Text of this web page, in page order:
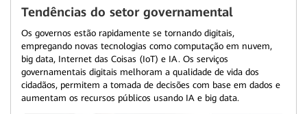
Tendências do setor governamental
Os governos estão rapidamente se tornando digitais,
empregando novas tecnologias como computação em nuvem,
big data, Internet das Coisas (IoT) e IA. Os serviços
governamentais digitais melhoram a qualidade de vida dos
cidadãos, permitem a tomada de decisões com base em dados e
aumentam os recursos públicos usando IA e big data.